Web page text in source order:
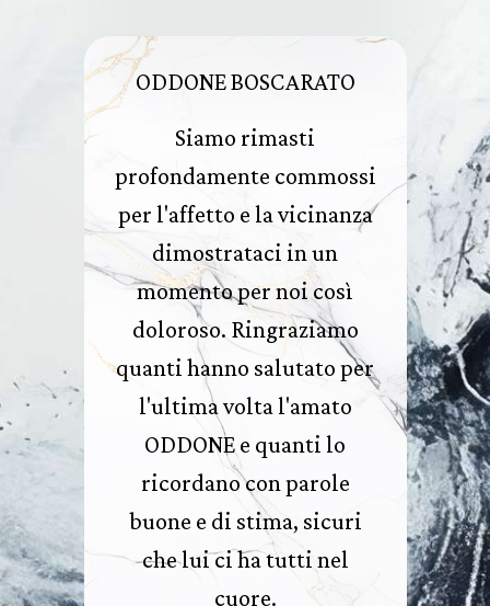
ODDONE BOSCARATO
Siamo rimasti
profondamente commossi
per l'affetto e la vicinanza
dimostrataci in un
momento per noi così
doloroso. Ringraziamo
quanti hanno salutato per
l'ultima volta l'amato
ODDONE e quanti lo
ricordano con parole
buone e di stima, sicuri
che lui ci ha tutti nel
cuore.